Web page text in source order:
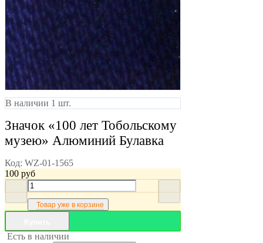
В наличии 1 шт.
Значок «100 лет Тобольскому
музею» Алюминий Булавка
Код: WZ-01-1565
100 руб
Товар уже в корзине
Есть в наличии